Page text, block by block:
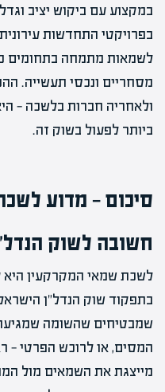
במקצוע עם ביקוש יציב
בפרויקטי התחדשות
לשמאות מתמחה בתחומים
מסחריים ונכסי תעשייה.
ולאחריה חברות בלשכה —
ביותר לפעול בשוק זה.
סיכום — מדוע
חשובה לשוק
לשכת שמאי המקרקעין היא
בתפקוד שוק הנדל"ן
שמבטיחים שהשומה
המסים, או לרוכש הפרטי —
מייצגת את השמאים מול